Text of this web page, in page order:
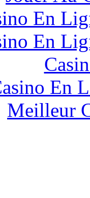
En
En
En
Meilleur